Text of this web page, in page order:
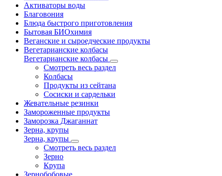
Активаторы воды
Благовония
Блюда быстрого приготовления
Бытовая БИОхимия
Веганские и сыроедческие продукты
Вегетарианские колбасы
Вегетарианские колбасы
Смотреть весь раздел
Колбасы
Продукты из сейтана
Сосиски и сардельки
Жевательные резинки
Замороженные продукты
Заморозка Джаганнат
Зерна, крупы
Зерна, крупы
Смотреть весь раздел
Зерно
Крупа
Зернобобовые